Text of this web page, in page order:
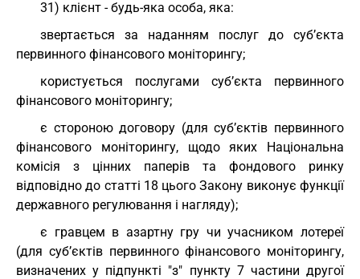
31) клієнт - будь-яка особа, яка:
звертається за наданням послуг до суб’єкта
первинного фінансового моніторингу;
користується послугами суб’єкта первинного
фінансового моніторингу;
є стороною договору (для суб’єктів первинного
фінансового моніторингу, щодо яких Національна
комісія з цінних паперів та фондового ринку
відповідно до статті 18 цього Закону виконує функції
державного регулювання і нагляду);
є гравцем в азартну гру чи учасником лотереї
(для суб’єктів первинного фінансового моніторингу,
визначених у підпункті "з" пункту 7 частини другої